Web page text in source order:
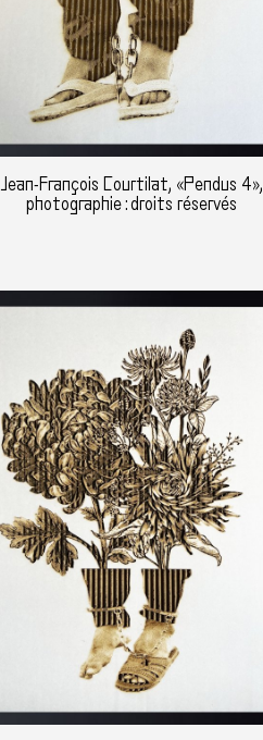
Jean-François Courtilat, «Pendus 4»,
photographie : droits réservés